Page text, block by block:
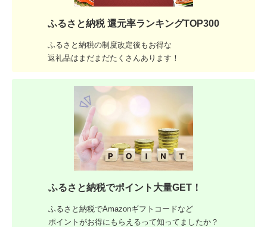
ふるさと納税 還元率ランキングTOP300
ふるさと納税の制度改定後もお得な
返礼品はまだまだたくさんあります！
ふるさと納税でポイント大量GET！
ふるさと納税でAmazonギフトコードなど
ポイントがお得にもらえるって知ってましたか？